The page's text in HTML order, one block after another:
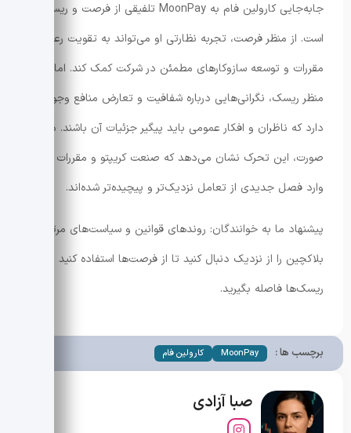
جابه‌جایی کارولین فام به MoonPay تلفیقی از فرصت و ریسک
است. از منظر فرصت، تجربه نظارتی او می‌تواند به تقویت رعایت
مقررات و توسعه سازوکارهای مطمئن در شرکت کمک کند. اما از
منظر ریسک، نگرانی‌هایی درباره شفافیت و تعارض منافع وجود
دارد که ناظران و افکار عمومی باید پیگیر جزئیات آن باشند. در هر
صورت، این تحرک نشان می‌دهد که صنعت کریپتو و مقررات آن
وارد فصل جدیدی از تعامل نزدیک‌تر و پیچیده‌تر شده‌اند.
پیشنهاد ما به خوانندگان: روندهای قوانین و سیاست‌های مرتبط با
بلاکچین را از نزدیک دنبال کنید تا از فرصت‌ها استفاده کنید و از
ریسک‌ها فاصله بگیرید.
برچسب ها : MoonPay کارولین فام
صبا آزادی